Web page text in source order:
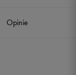
Opinie